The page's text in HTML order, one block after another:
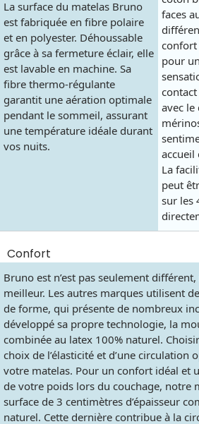
La surface du matelas Bruno
est fabriquée en fibre polaire
et en polyester. Déhoussable
grâce à sa fermeture éclair, elle
est lavable en machine. Sa
fibre thermo-régulante
garantit une aération optimale
pendant le sommeil, assurant
une température idéale durant
vos nuits.
faces
confort
pour
avec le
accueil
La
peut
sur les
Confort
Bruno est n’est pas seulement
meilleur. Les autres marques utilisent
de forme, qui présente de nombreux
développé sa propre technologie, la
combinée au latex 100% naturel.
choix de l’élasticité et d’une circulation
votre matelas. Pour un confort idéal et
de votre poids lors du couchage, notre
surface de 3 centimètres d’épaisseur
naturel. Cette dernière contribue à la